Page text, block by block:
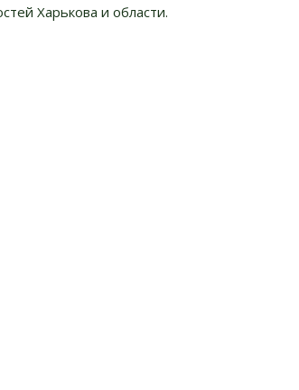
Харькова и области.